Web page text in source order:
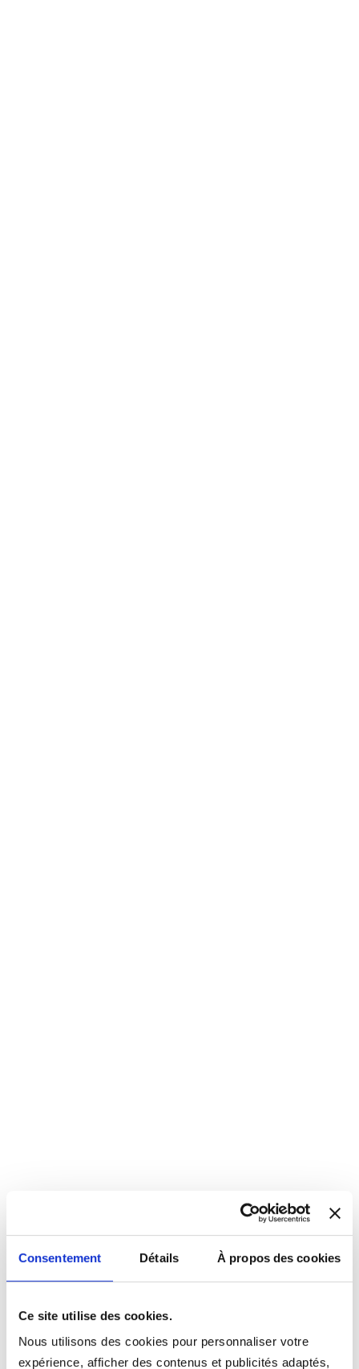
Consentement Détails À propos des cookies
Ce site utilise des cookies.
Nous utilisons des cookies pour personnaliser votre
expérience, afficher des contenus et publicités adaptés,